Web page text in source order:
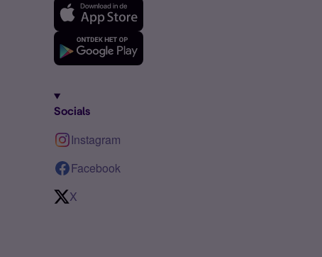
Socials
Instagram
Facebook
X